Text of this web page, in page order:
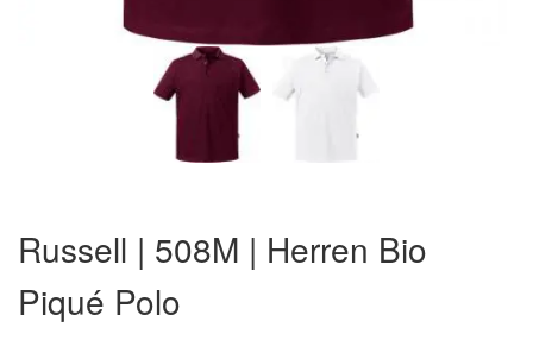
der
Bildergalerie
springen
Russell | 508M | Herren Bio
Piqué Polo